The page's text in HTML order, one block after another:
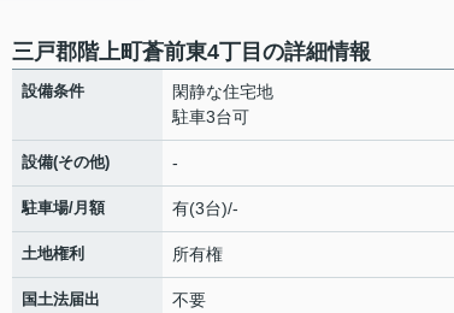
三戸郡階上町蒼前東4丁目の詳細情報
設備条件
閑静な住宅地
駐車3台可
設備(その他) -
駐車場/月額 有(3台)/-
土地権利 所有権
国土法届出 不要